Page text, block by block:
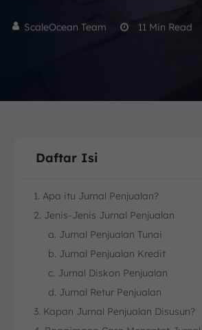
ScaleOcean Team 11 Min Read
Daftar Isi
1. Apa itu Jurnal Penjualan?
2. Jenis-Jenis Jurnal Penjualan
a. Jurnal Penjualan Tunai
b. Jurnal Penjualan Kredit
c. Jurnal Diskon Penjualan
d. Jurnal Retur Penjualan
3. Kapan Jurnal Penjualan Disusun?